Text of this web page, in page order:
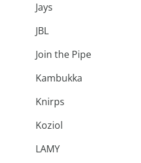
Jays
JBL
Join the Pipe
Kambukka
Knirps
Koziol
LAMY